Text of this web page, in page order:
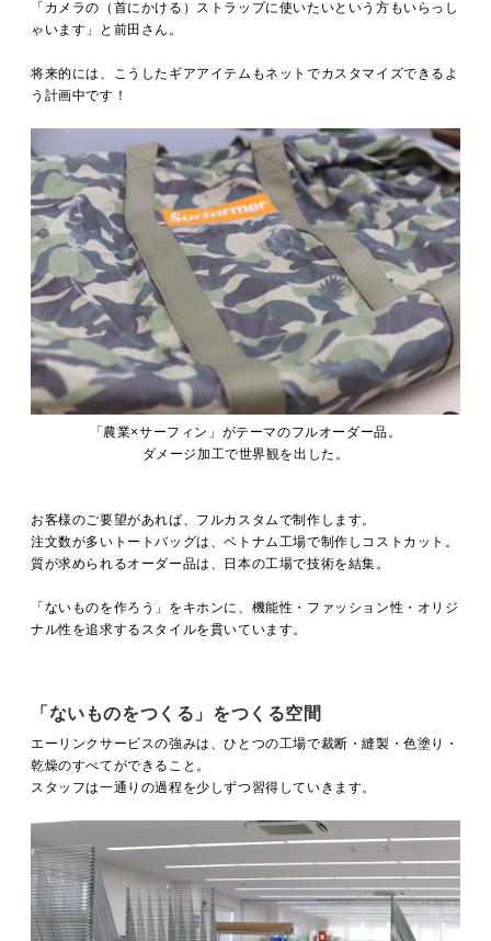
「カメラの（首にかける）ストラップに使いたいという方もいらっし
ゃいます」と前田さん。
将来的には、こうしたギアアイテムもネットでカスタマイズできるよ
う計画中です！
「農業×サーフィン」がテーマのフルオーダー品。
ダメージ加工で世界観を出した。
お客様のご要望があれば、フルカスタムで制作します。
注文数が多いトートバッグは、ベトナム工場で制作しコストカット。
質が求められるオーダー品は、日本の工場で技術を結集。
「ないものを作ろう」をキホンに、機能性・ファッション性・オリジ
ナル性を追求するスタイルを貫いています。
「ないものをつくる」をつくる空間
エーリンクサービスの強みは、ひとつの工場で裁断・縫製・色塗り・
乾燥のすべてができること。
スタッフは一通りの過程を少しずつ習得していきます。